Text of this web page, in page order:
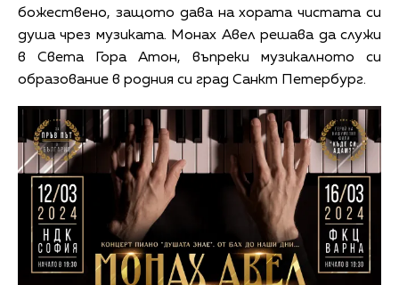
божествено, защото дава на хората чистата си
душа чрез музиката. Монах Авел решава да служи
в Света Гора Атон, въпреки музикалното си
образование в родния си град Санкт Петербург.